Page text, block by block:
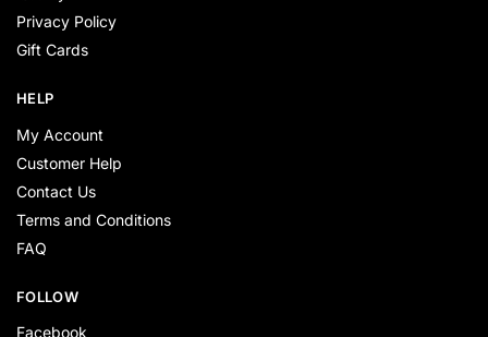
Privacy Policy
Gift Cards
HELP
My Account
Customer Help
Contact Us
Terms and Conditions
FAQ
FOLLOW
Facebook